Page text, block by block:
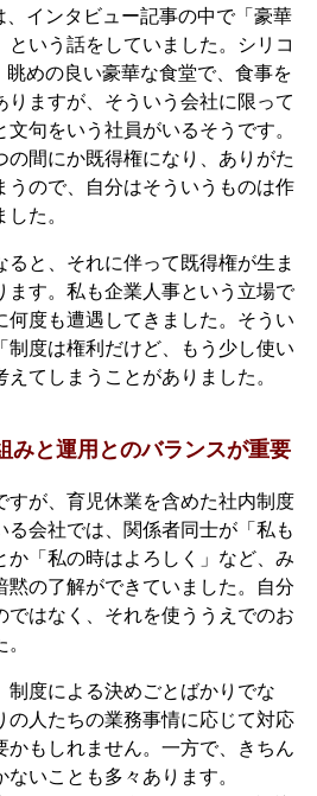
インタビュー記事の中で「豪華
という話をしていました。シリコ
眺めの良い豪華な食堂で、食事を
りますが、そういう会社に限って
文句をいう社員がいるそうです。
の間にか既得権になり、ありがた
うので、自分はそういうものは作
た。
ると、それに伴って既得権が生ま
ます。私も企業人事という立場で
何度も遭遇してきました。そうい
制度は権利だけど、もう少し使い
てしまうことがありました。
みと運用とのバランスが重要
すが、育児休業を含めた社内制度
る会社では、関係者同士が「私も
か「私の時はよろしく」など、み
黙の了解ができていました。自分
ではなく、それを使ううえでのお
制度による決めごとばかりでな
の人たちの業務事情に応じて対応
かもしれません。一方で、きちん
いことも多々あります。